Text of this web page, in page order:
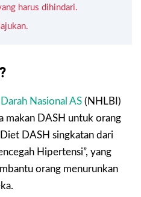
harus dihindari.
Nasional AS (NHLBI)
makan DASH untuk orang
DASH singkatan dari
Hipertensi”, yang
orang menurunkan